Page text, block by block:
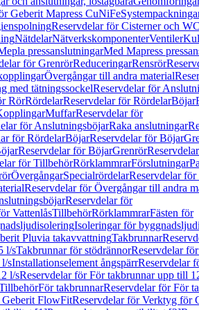
Geberit Mapress CuNiFe
Reservdelar för Cisterner och
NätdelarNätverkskomponenterVentiler
pressanslutningarMed Mapress
för GrenrörReduceringarRensrör
Övergångar till andra material
med tätningssockelReservdelar för
RörRördelarReservdelar för RördelarBöjar
MuffarReservdelar för
för AnslutningsböjarRaka anslutningar
för RördelarBöjarReservdelar för Böjar
Reservdelar för BöjarGrenrör
för TillbehörRörklammrarFörslutningar
ÖvergångarSpecialrördelarReservdelar
Reservdelar för Övergångar till andra
Reservdelar för
VattenlåsTillbehörRörklammrarFästen för
Isoleringar för
Pluvia takavvattningTakbrunnar
l/sTakbrunnar för stödrännorReservdelar
sInstallationselement ångspärrReservdelar
l/sReservdelar för För takbrunnar upp till
För takbrunnarReservdelar för För
FlowFitReservdelar för Verktyg för